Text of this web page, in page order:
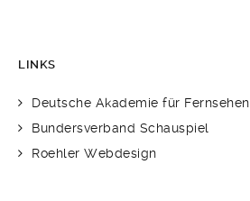
LINKS
Deutsche Akademie für Fernsehen
Bundersverband Schauspiel
Roehler Webdesign